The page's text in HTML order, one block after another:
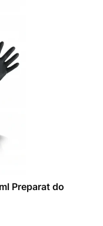
Preparat do